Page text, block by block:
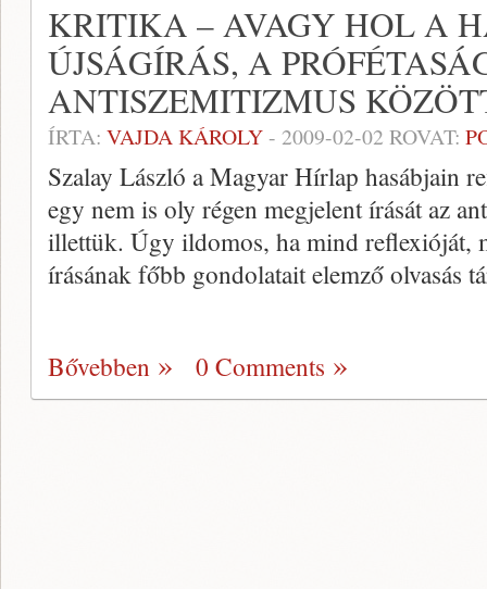
KRITIKA – AVAGY HOL A
ÚJSÁGÍRÁS, A
ANTISZEMITIZMUS
ÍRTA: VAJDA KÁROLY- 2009-02-02 ROVAT:
Szalay László a Magyar Hírlap hasábjain
egy nem is oly régen megjelent írását az
illettük. Úgy ildomos, ha mind reflexióját,
írásának főbb gondolatait elemző olvasás
Bővebben 0 Comments